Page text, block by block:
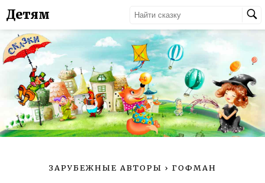
Детям
ЗАРУБЕЖНЫЕ АВТОРЫ › ГОФМАН